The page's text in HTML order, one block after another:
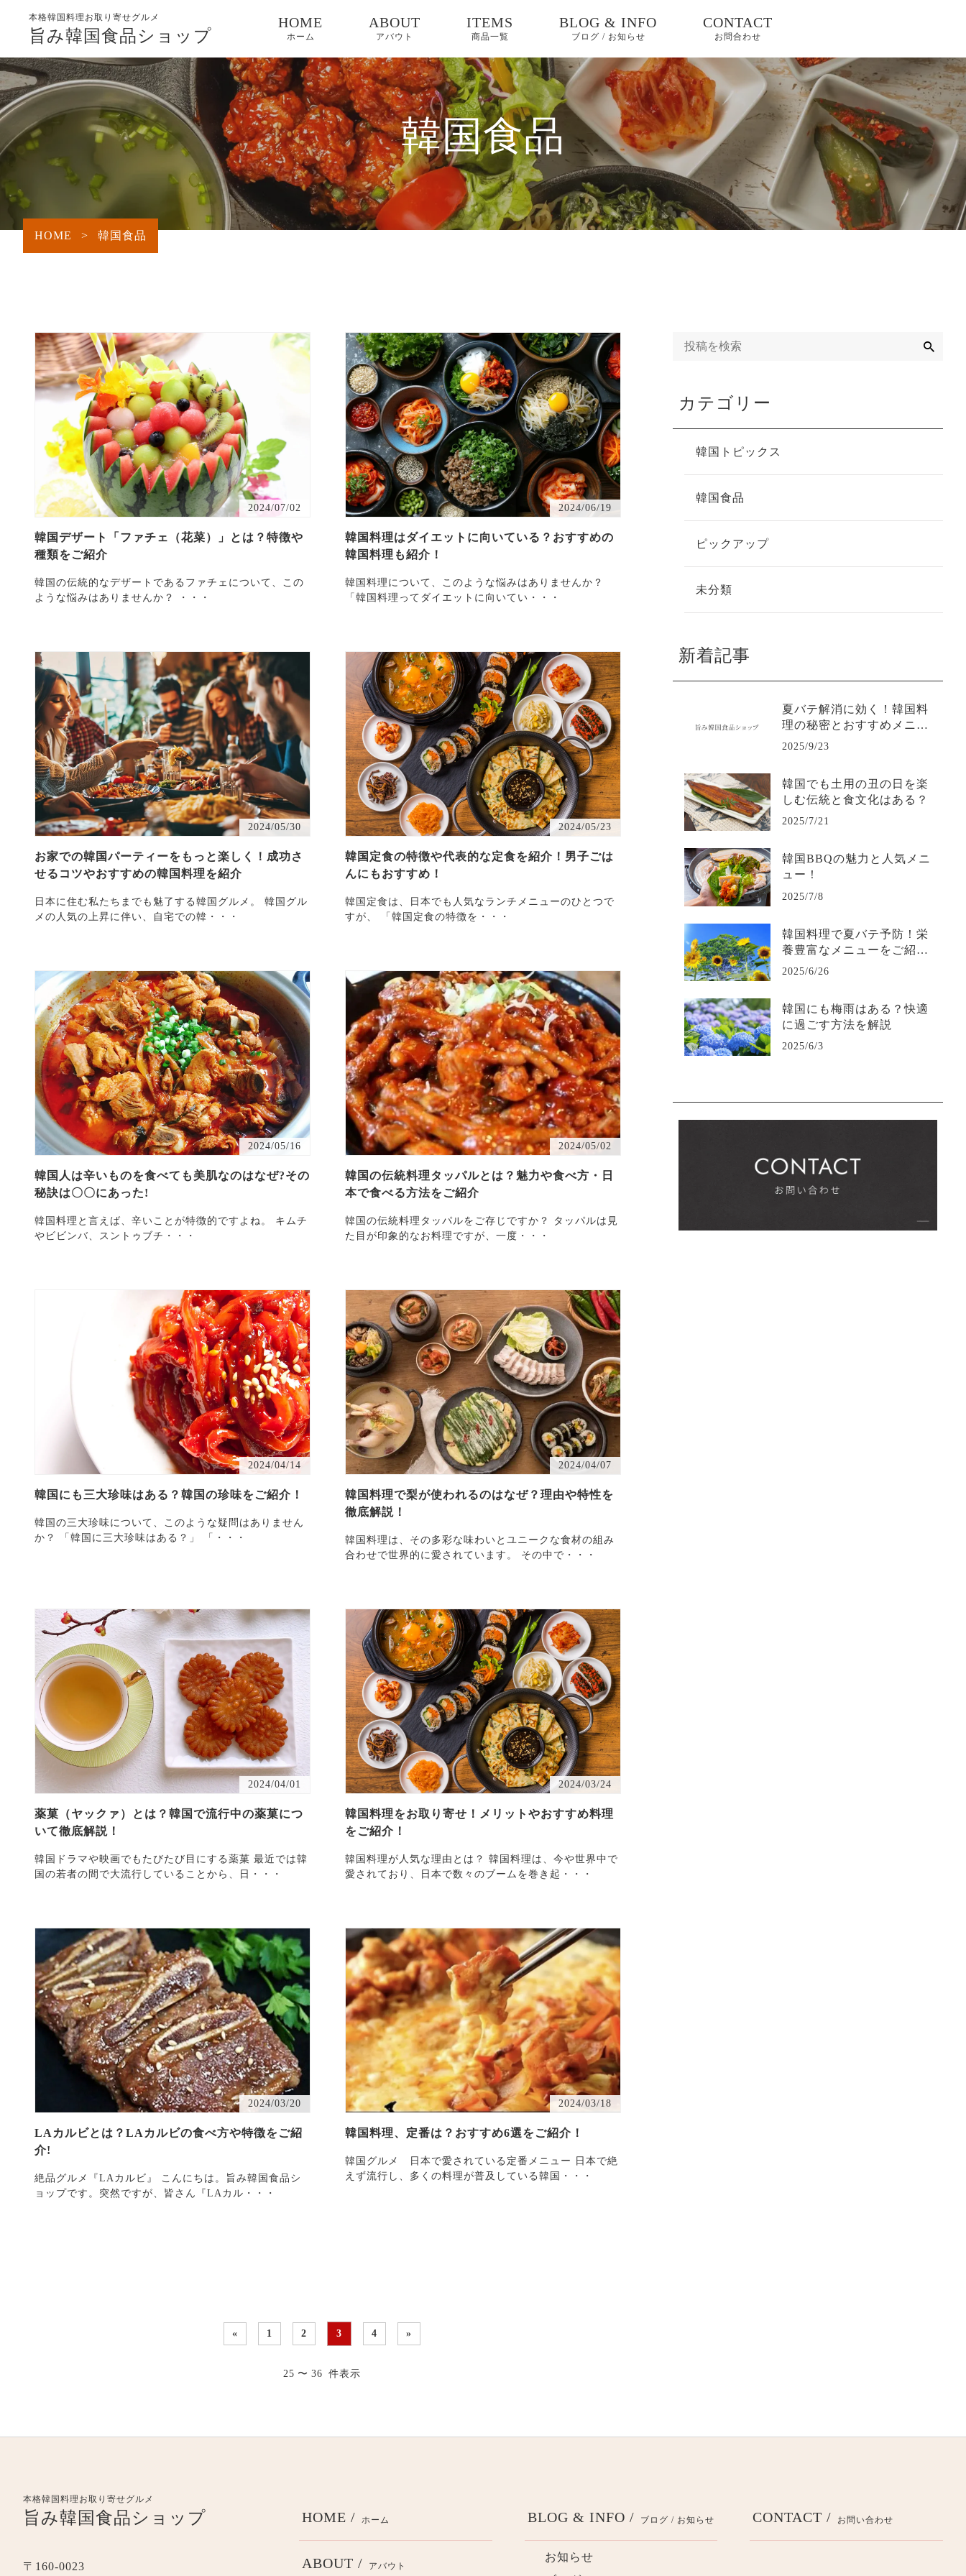
本格韓国料理お取り寄せグルメ
旨み韓国食品ショップ
HOME
ホーム
ABOUT
アバウト
ITEMS
商品一覧
BLOG & INFO
ブログ / お知らせ
お知らせ
ブログ
ピックアップ
CONTACT
お問合わせ
韓国食品
HOME > 韓国食品
2024/07/02
韓国デザート「ファチェ（花菜）」とは？特徴や
種類をご紹介
韓国の伝統的なデザートであるファチェについて、この
ような悩みはありませんか？ ・・・
2024/06/19
韓国料理はダイエットに向いている？おすすめの
韓国料理も紹介！
韓国料理について、このような悩みはありませんか？
「韓国料理ってダイエットに向いてい・・・
2024/05/30
お家での韓国パーティーをもっと楽しく！成功さ
せるコツやおすすめの韓国料理を紹介
日本に住む私たちまでも魅了する韓国グルメ。 韓国グル
メの人気の上昇に伴い、自宅での韓・・・
2024/05/23
韓国定食の特徴や代表的な定食を紹介！男子ごは
んにもおすすめ！
韓国定食は、日本でも人気なランチメニューのひとつで
すが、 「韓国定食の特徴を・・・
2024/05/16
韓国人は辛いものを食べても美肌なのはなぜ?その
秘訣は〇〇にあった!
韓国料理と言えば、辛いことが特徴的ですよね。 キムチ
やビビンバ、スントゥブチ・・・
2024/05/02
韓国の伝統料理タッパルとは？魅力や食べ方・日
本で食べる方法をご紹介
韓国の伝統料理タッパルをご存じですか？ タッパルは見
た目が印象的なお料理ですが、一度・・・
2024/04/14
韓国にも三大珍味はある？韓国の珍味をご紹介！
韓国の三大珍味について、このような疑問はありません
か？ 「韓国に三大珍味はある？」 「・・・
2024/04/07
韓国料理で梨が使われるのはなぜ？理由や特性を
徹底解説！
韓国料理は、その多彩な味わいとユニークな食材の組み
合わせで世界的に愛されています。 その中で・・・
2024/04/01
薬菓（ヤックァ）とは？韓国で流行中の薬菓につ
いて徹底解説！
韓国ドラマや映画でもたびたび目にする薬菓 最近では韓
国の若者の間で大流行していることから、日・・・
2024/03/24
韓国料理をお取り寄せ！メリットやおすすめ料理
をご紹介！
韓国料理が人気な理由とは？ 韓国料理は、今や世界中で
愛されており、日本で数々のブームを巻き起・・・
2024/03/20
LAカルビとは？LAカルビの食べ方や特徴をご紹
介!
絶品グルメ『LAカルビ』 こんにちは。旨み韓国食品シ
ョップです。突然ですが、皆さん『LAカル・・・
2024/03/18
韓国料理、定番は？おすすめ6選をご紹介！
韓国グルメ 日本で愛されている定番メニュー 日本で絶
えず流行し、多くの料理が普及している韓国・・・
« 1 2 3 4 »
25 〜 36 件表示
カテゴリー
韓国トピックス
韓国食品
ピックアップ
未分類
新着記事
夏バテ解消に効く！韓国料
理の秘密とおすすめメニュ
ー
2025/9/23
韓国でも土用の丑の日を楽
しむ伝統と食文化はある？
2025/7/21
韓国BBQの魅力と人気メニ
ュー！
2025/7/8
韓国料理で夏バテ予防！栄
養豊富なメニューをご紹
介！
2025/6/26
韓国にも梅雨はある？快適
に過ごす方法を解説
2025/6/3
本格韓国料理お取り寄せグルメ
旨み韓国食品ショップ
〒160-0023
HOME / ホーム
ABOUT / アバウト
BLOG & INFO / ブログ / お知らせ
お知らせ
CONTACT / お問い合わせ